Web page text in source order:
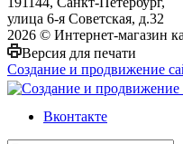
улица 6-я Советская, д.32
2026 © Интернет-магазин
Версия для печати
Создание и продвижение
Вконтакте